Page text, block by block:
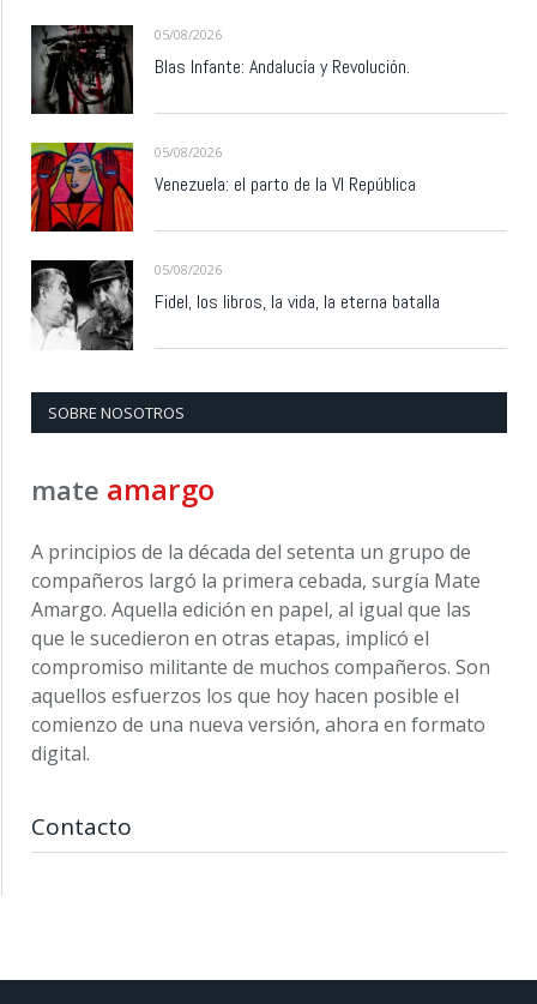
05/08/2026
Blas Infante: Andalucía y Revolución.
05/08/2026
Venezuela: el parto de la VI República
05/08/2026
Fidel, los libros, la vida, la eterna batalla
SOBRE NOSOTROS
mate amargo
A principios de la década del setenta un grupo de
compañeros largó la primera cebada, surgía Mate
Amargo. Aquella edición en papel, al igual que las
que le sucedieron en otras etapas, implicó el
compromiso militante de muchos compañeros. Son
aquellos esfuerzos los que hoy hacen posible el
comienzo de una nueva versión, ahora en formato
digital.
Contacto